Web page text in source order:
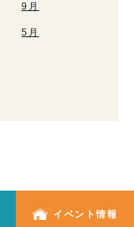
9月
5月
イベント情報